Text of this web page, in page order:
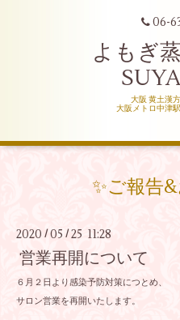
06-
よもぎ
大阪 黄土漢
大阪メトロ中津
✨ご報告
2020 /05 / 25 11:28
営業再開について
６月２日より感染予防対策につとめ、
サロン営業を再開いたします。